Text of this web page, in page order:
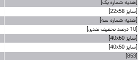
[هدیه شماره یک]
[سایز 22x58]
[هدیه شماره سه]
[10 درصد تخفیف نقدی]
[سایز 40x60]
[سایز 40x50]
[853]